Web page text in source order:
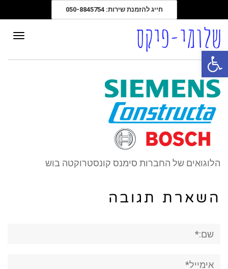
פתח סרגל נגישות
חייג להזמנת שירות: 050-8845754
הלוגואים של החברות סימנס קונסטרוקטה בוש
השארת תגובה